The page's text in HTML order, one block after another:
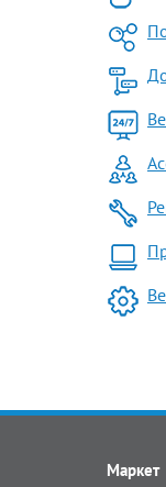
Маркет